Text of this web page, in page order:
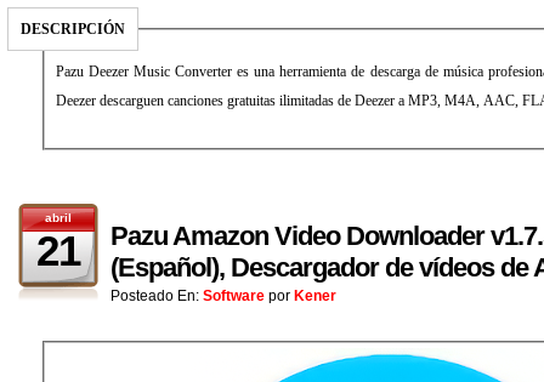
DESCRIPCIÓN
Pazu Deezer Music Converter es una herramienta de descarga de música
Deezer descarguen canciones gratuitas ilimitadas de Deezer a MP3, M4A, AAC,
abril
21
Pazu Amazon Video Downloader
(Español), Descargador de vídeos de
Posteado En: Software por Kener